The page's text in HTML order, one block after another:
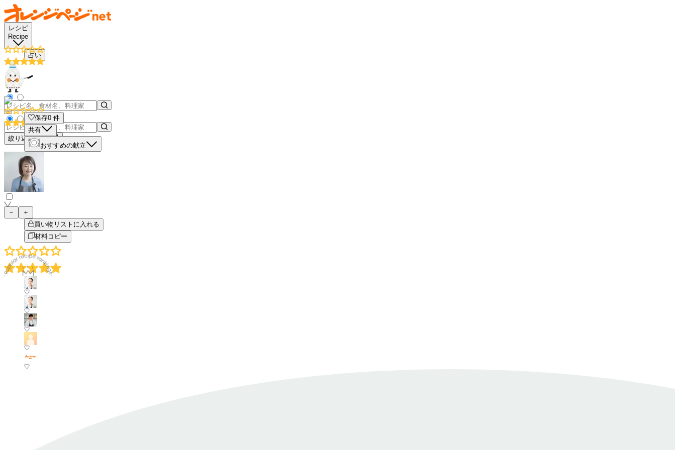
レシピ
Recipe
占い
絞り込み検索
保存0 件
共有
おすすめの献立
－
＋
買い物リストに入れる
材料コピー